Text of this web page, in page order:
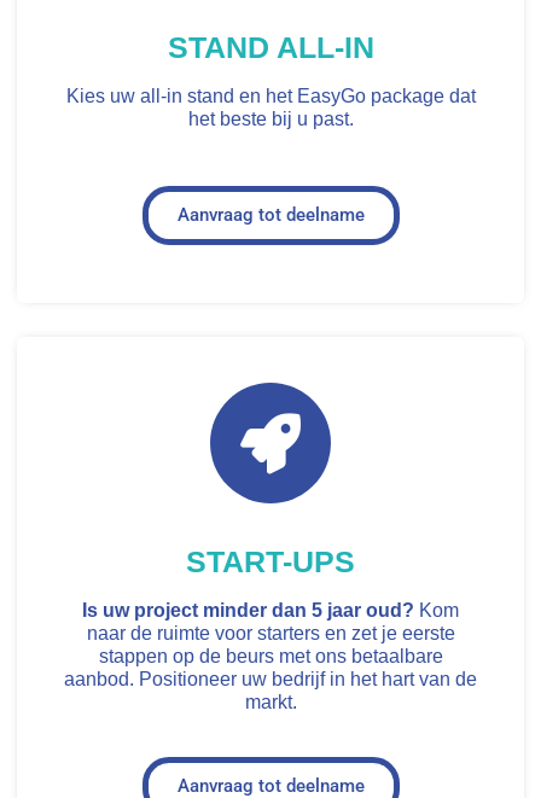
STAND ALL-IN
Kies uw all-in stand en het EasyGo package dat
het beste bij u past.
Aanvraag tot deelname
START-UPS
Is uw project minder dan 5 jaar oud? Kom
naar de ruimte voor starters en zet je eerste
stappen op de beurs met ons betaalbare
aanbod. Positioneer uw bedrijf in het hart van de
markt.
Aanvraag tot deelname